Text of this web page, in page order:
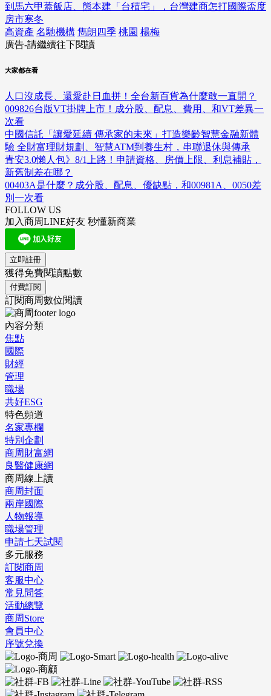
到馬六甲蓋飯店、熊本建「台積宅」，台灣建商怎打國際盃度
房市寒冬
高資產 名馳機構 雋朗四季 桃園 楊梅
廣告-請繼續往下閱讀
大家都在看
人口沒成長、還愛赴日血拼！全台新百貨為什麼敢一直開？
009826台版VT掛牌上市！成分股、配息、費用、和VT差異一
次看
中國信託「讓愛延續 傳承家的未來」打造樂齡智慧金融新體
驗 全財富理財規劃、智慧ATM到養生村，串聯退休與傳承
青安3.0懶人包》8/1上路！申請資格、房價上限、利息補貼，
新舊制差在哪？
00403A是什麼？成分股、配息、優缺點，和00981A、0050差
別一次看
FOLLOW US
加入商周LINE好友 秒懂新商業
立即註冊
獲得免費閱讀點數
付費訂閱
訂閱商周數位閱讀
內容分類
焦點
國際
財經
管理
職場
共好ESG
特色頻道
名家專欄
特別企劃
商周財富網
良醫健康網
商周線上讀
商周封面
兩岸國際
人物報導
職場管理
申請七天試閱
多元服務
訂閱商周
客服中心
常見問答
活動總覽
商周Store
會員中心
序號兌換